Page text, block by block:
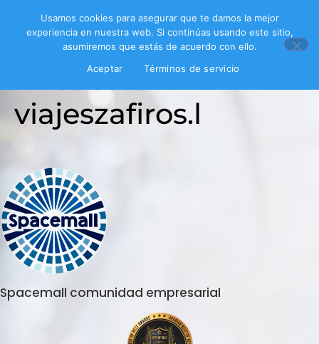
Encuesta
viajeszafiros.l
Spacemall comunidad empresarial
Usamos cookies para asegurar que te damos la mejor
experiencia en nuestra web. Si continúas usando este sitio,
asumiremos que estás de acuerdo con ello.
Aceptar
Términos de servicio